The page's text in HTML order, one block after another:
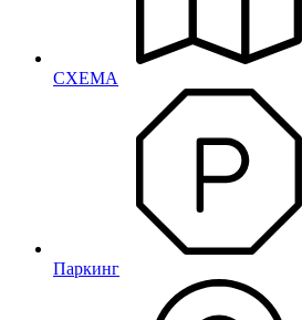
СХЕМА
Паркинг